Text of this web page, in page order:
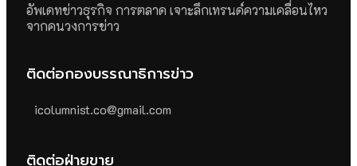
อัพเดทข่าวธุรกิจ การตลาด เจาะลึกเทรนด์ความเคลื่อนไหว
จากคนวงการข่าว
ติดต่อกองบรรณาธิการข่าว
icolumnist.co@gmail.com
ติดต่อฝ่ายขาย